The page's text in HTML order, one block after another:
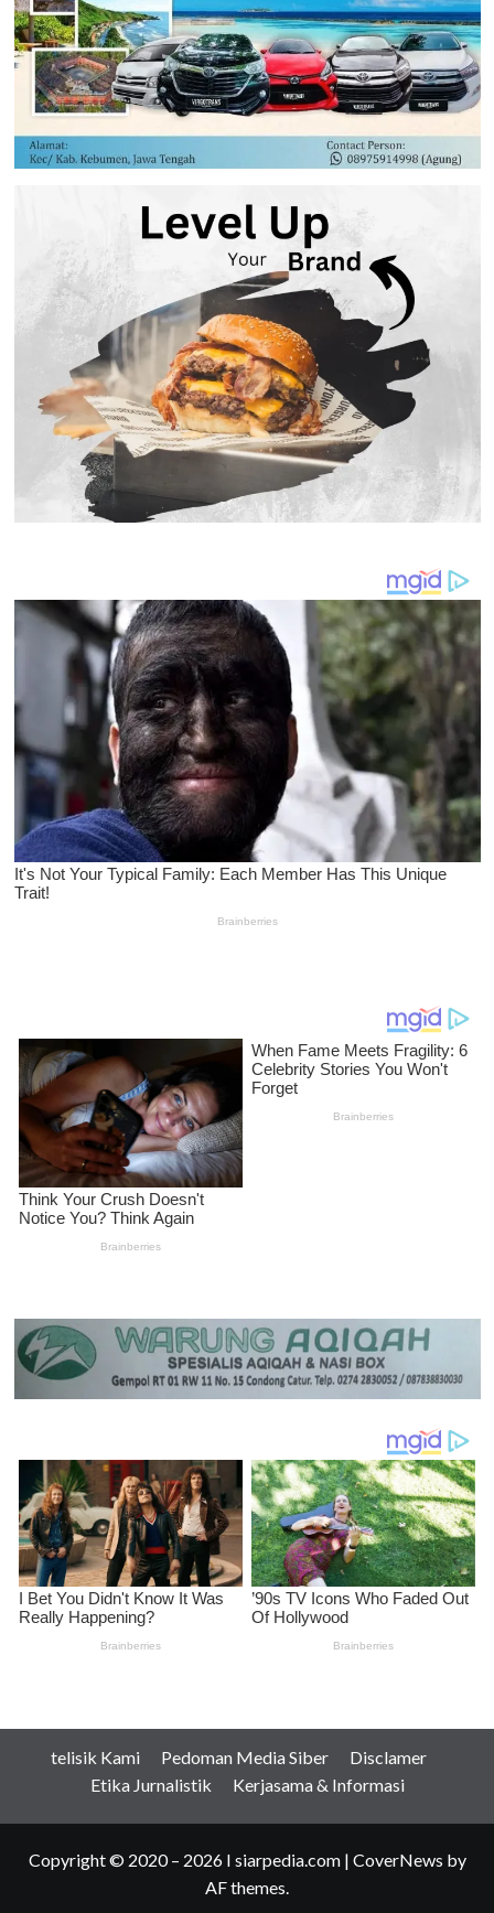
telisik Kami Pedoman Media Siber
Disclamer
Etika Jurnalistik
Kerjasama & Informasi
Copyright © 2020 – 2026 I siarpedia.com | CoverNews by
AF themes.